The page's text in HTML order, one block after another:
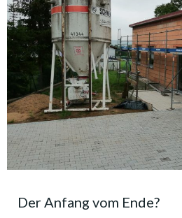
Der Anfang vom Ende?